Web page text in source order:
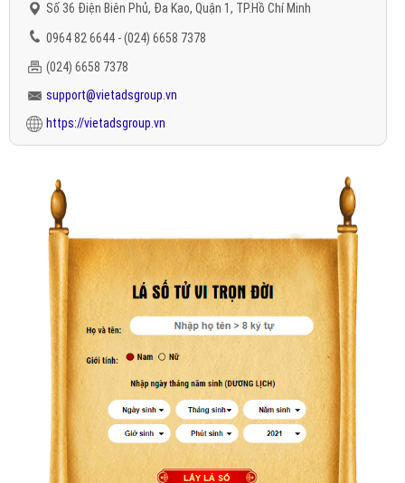
Số 36 Điện Biên Phủ, Đa Kao, Quận 1, TP.Hồ Chí Minh
0964 82 6644 - (024) 6658 7378
(024) 6658 7378
support@vietadsgroup.vn
https://vietadsgroup.vn